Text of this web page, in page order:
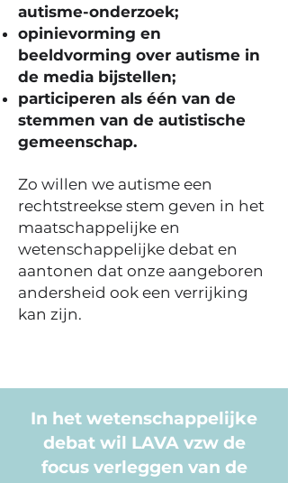
autisme-onderzoek;
opinievorming en
beeldvorming over autisme in
de media bijstellen;
participeren als één van de
stemmen van de autistische
gemeenschap.
Zo willen we autisme een
rechtstreekse stem geven in het
maatschappelijke en
wetenschappelijke debat en
aantonen dat onze aangeboren
andersheid ook een verrijking
kan zijn.
In het wetenschappelijke
debat wil LAVA vzw de
focus verleggen van de